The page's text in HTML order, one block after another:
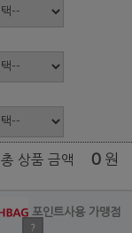
총 상품 금액 0 원
포인트사용 가맹점
?